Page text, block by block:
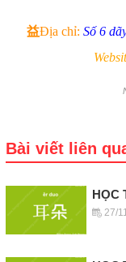
益Địa chỉ: Số 6
Bài viết liên
HỌC
27/